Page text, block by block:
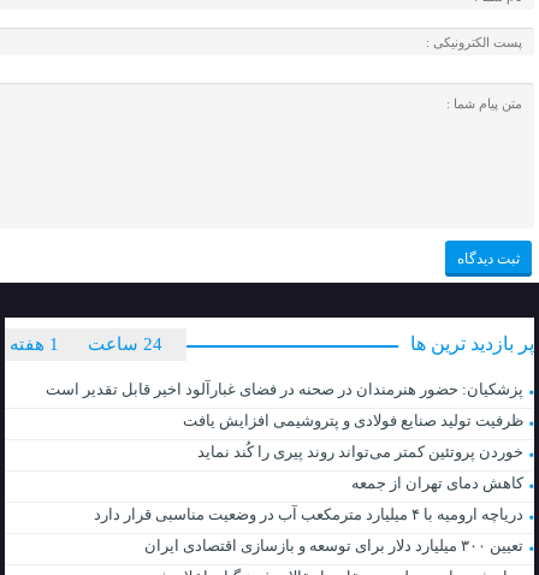
پر بازدید ترین ها 1 هفته 24 ساعت
پزشکیان: حضور هنرمندان در صحنه در فضای غبارآلود اخیر قابل تقدیر است
ظرفیت تولید صنایع فولادی و پتروشیمی افزایش یافت
خوردن پروتئین کمتر می‌تواند روند پیری را کُند نماید
کاهش دمای تهران از جمعه
دریاچه ارومیه با ۴ میلیارد مترمکعب آب در وضعیت مناسبی قرار دارد
تعیین ۳۰۰ میلیارد دلار برای توسعه و بازسازی اقتصادی ایران